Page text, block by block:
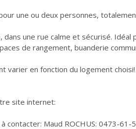
une ou deux personnes,
dans une rue calme et sécurisé.
de rangement, buanderie
varier en fonction du logement choisi!
site internet:
contacter: Maud ROCHUS: 0473-61-